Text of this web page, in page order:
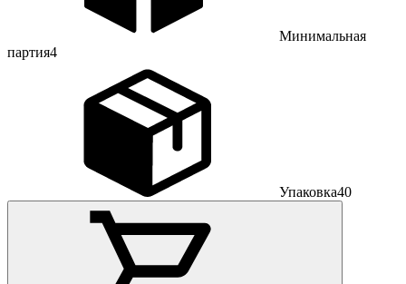
Минимальная
партия4
Упаковка40